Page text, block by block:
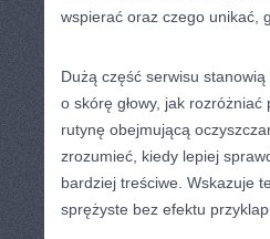
wspierać oraz czego unikać,
Dużą część serwisu
o skórę głowy, jak
rutynę obejmującą
zrozumieć, kiedy lepiej
bardziej treściwe. Wskazuje
sprężyste bez efektu